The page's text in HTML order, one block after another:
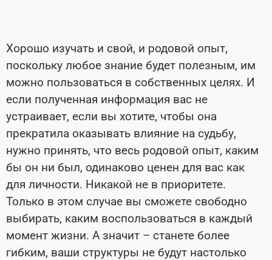
Хорошо изучать и свой, и родовой опыт,
поскольку любое знание будет полезным, им
можно пользоваться в собственных целях. И
если полученная информация вас не
устраивает, если вы хотите, чтобы она
прекратила оказывать влияние на судьбу,
нужно принять, что весь родовой опыт, каким
бы он ни был, одинаково ценен для вас как
для личности. Никакой не в приоритете.
Только в этом случае вы сможете свободно
выбирать, каким воспользоваться в каждый
момент жизни. А значит – станете более
гибким, ваши структуры не будут настолько